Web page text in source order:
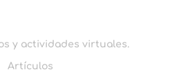
y actividades virtuales.
Artículos